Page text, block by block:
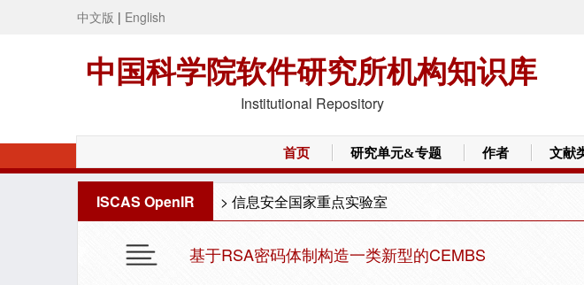
中文版 | English
中国科学院软件研究所机构知识库
Institutional Repository
首页 研究单元&专题 作者 文献
ISCAS OpenIR > 信息安全国家重点实验室
基于RSA密码体制构造一类新型的CEMBS